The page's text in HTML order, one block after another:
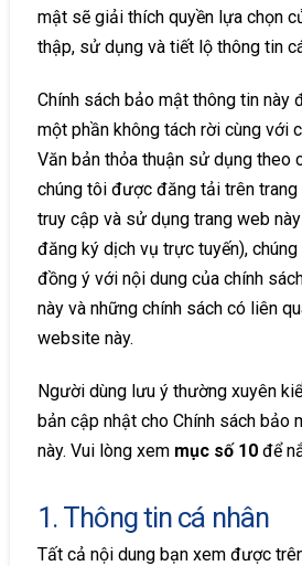
mật sẽ giải thích quyền lựa chọn
thập, sử dụng và tiết lộ thông tin
Chính sách bảo mật thông tin này
một phần không tách rời cùng với
Văn bản thỏa thuận sử dụng theo
chúng tôi được đăng tải trên trang
truy cập và sử dụng trang web
đăng ký dịch vụ trực tuyến),
đồng ý với nội dung của chính
này và những chính sách có liên
website này.
Người dùng lưu ý thường xuyên
bản cập nhật cho Chính sách bảo
này. Vui lòng xem mục số 10để
1. Thông tin cá nhân
Tất cả nội dung bạn xem được